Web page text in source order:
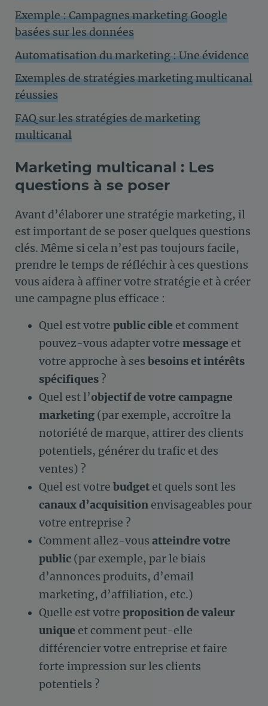
Exemple : Campagnes marketing Google
basées sur les données
Automatisation du marketing : Une évidence
Exemples de stratégies marketing multicanal
réussies
FAQ sur les stratégies de marketing
multicanal
Marketing multicanal : Les
questions à se poser
Avant d’élaborer une stratégie marketing, il
est important de se poser quelques questions
clés. Même si cela n’est pas toujours facile,
prendre le temps de réfléchir à ces questions
vous aidera à affiner votre stratégie et à créer
une campagne plus efficace :
Quel est votre public cible et comment
pouvez-vous adapter votre message et
votre approche à ses besoins et intérêts
spécifiques ?
Quel est l’objectif de votre campagne
marketing (par exemple, accroître la
notoriété de marque, attirer des clients
potentiels, générer du trafic et des
ventes) ?
Quel est votre budget et quels sont les
canaux d’acquisition envisageables pour
votre entreprise ?
Comment allez-vous atteindre votre
public (par exemple, par le biais
d’annonces produits, d’email
marketing, d’affiliation, etc.)
Quelle est votre proposition de valeur
unique et comment peut-elle
différencier votre entreprise et faire
forte impression sur les clients
potentiels ?